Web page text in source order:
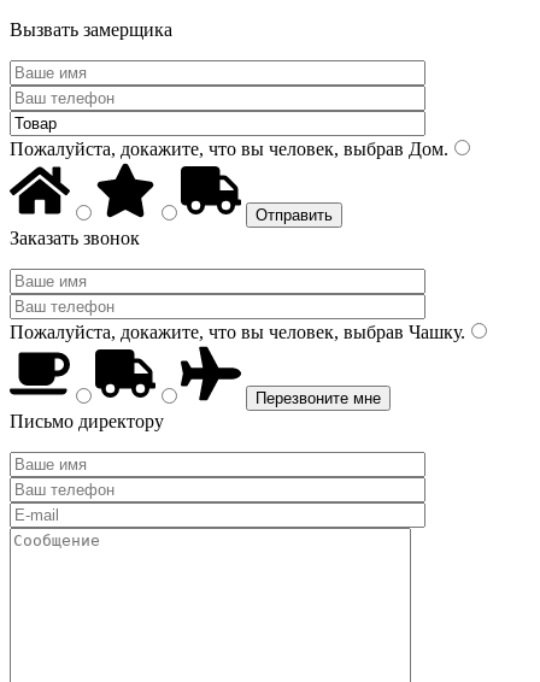
Вызвать замерщика
Пожалуйста, докажите, что вы человек, выбрав Дом.
Заказать звонок
Пожалуйста, докажите, что вы человек, выбрав Чашку.
Письмо директору